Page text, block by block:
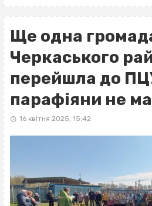
Ще одна
Черкаського
перейшла до
парафіяни не
16 квітня 2025, 15:42